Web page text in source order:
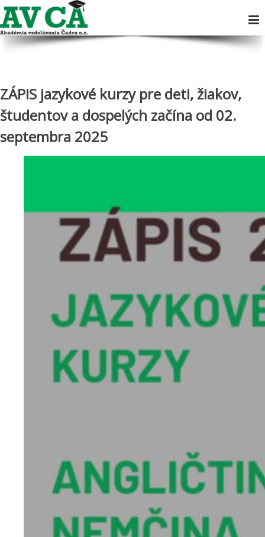
ZÁPIS jazykové kurzy pre deti, žiakov,
študentov a dospelých začína od 02.
septembra 2025